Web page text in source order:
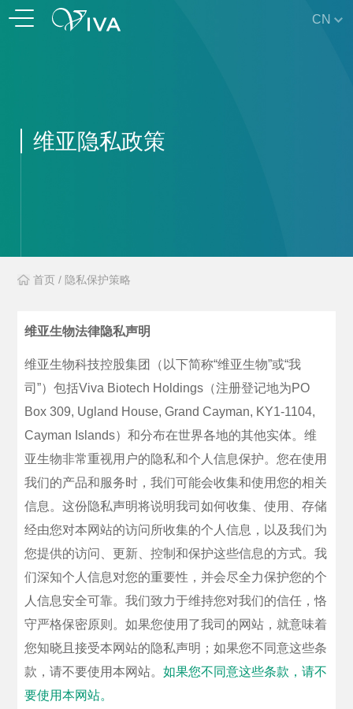
CN
维亚隐私政策
首页 / 隐私保护策略
维亚生物法律隐私声明
维亚生物科技控股集团（以下简称“维亚生物”或“我
司”）包括Viva Biotech Holdings（注册登记地为PO
Box 309, Ugland House, Grand Cayman, KY1-1104,
Cayman Islands）和分布在世界各地的其他实体。维
亚生物非常重视用户的隐私和个人信息保护。您在使用
我们的产品和服务时，我们可能会收集和使用您的相关
信息。这份隐私声明将说明我司如何收集、使用、存储
经由您对本网站的访问所收集的个人信息，以及我们为
您提供的访问、更新、控制和保护这些信息的方式。我
们深知个人信息对您的重要性，并会尽全力保护您的个
人信息安全可靠。我们致力于维持您对我们的信任，恪
守严格保密原则。如果您使用了我司的网站，就意味着
您知晓且接受本网站的隐私声明；如果您不同意这些条
款，请不要使用本网站。如果您不同意这些条款，请不
要使用本网站。